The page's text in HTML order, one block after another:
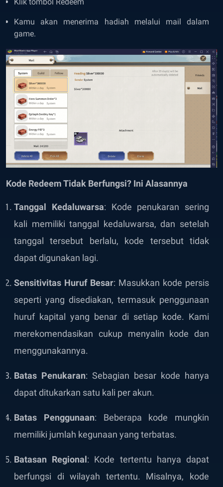
Kamu akan menerima hadiah melalui mail dalam
game.
Kode Redeem Tidak Berfungsi? Ini Alasannya
Tanggal Kedaluwarsa: Kode penukaran sering
kali memiliki tanggal kedaluwarsa, dan setelah
tanggal tersebut berlalu, kode tersebut tidak
dapat digunakan lagi.
Sensitivitas Huruf Besar: Masukkan kode persis
seperti yang disediakan, termasuk penggunaan
huruf kapital yang benar di setiap kode. Kami
merekomendasikan cukup menyalin kode dan
menggunakannya.
Batas Penukaran: Sebagian besar kode hanya
dapat ditukarkan satu kali per akun.
Batas Penggunaan: Beberapa kode mungkin
memiliki jumlah kegunaan yang terbatas.
Batasan Regional: Kode tertentu hanya dapat
berfungsi di wilayah tertentu. Misalnya, kode